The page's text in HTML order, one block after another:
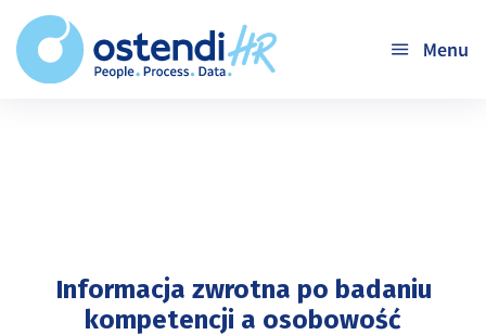
Informacja zwrotna po badaniu
kompetencji a osobowość